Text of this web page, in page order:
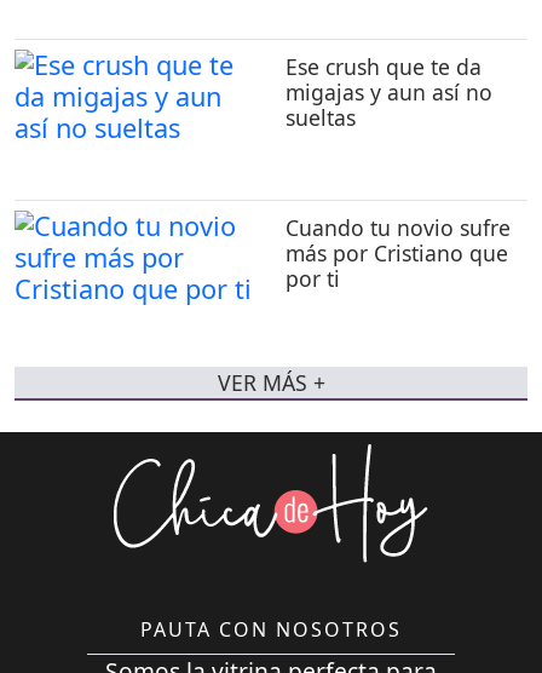
Ese crush que te da
migajas y aun así no
sueltas
Cuando tu novio sufre
más por Cristiano que
por ti
VER MÁS +
PAUTA CON NOSOTROS